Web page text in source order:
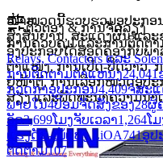
ໜ້າໝວດນີ້ຮວບຮວມອຸປະກອ
ສົ່ງສັນຍານ, ສະແດງຜົນ ແລ
ອົງປະກອບໄດ້ສອດຄ່ອງກັບພາ
ຕຳແໜ່ງ, ການເປີດ-ປິດວາວ,
ຢູ່ໜ້າຕູ້, ການເລືອກໝວດອຸປ
ສຽງ ແລະພັດທະນາຄວາມນ່າ
ຕົວຕອງ & ການຈັດລຽງ
ການຄວບຄຸມ ແລະການຕິດຕາ
Relays, Contactors ແລະ
ການຕິດຕາມຕໍາແຫນ່ງ24,041
ກວດກາອຸປະກອນ4,409ຈໍສະ
ພາຍໃນ4ປ້ອມຈັດສັ່ງຂອງ28ຜູ້
ວັດ3,699ໂມງຈັບເວລາ1,264ໂ
ແຮງດັນ-ໝໍ້ແປງ LiOA741ອຸປ
ຕິດຕາມ107